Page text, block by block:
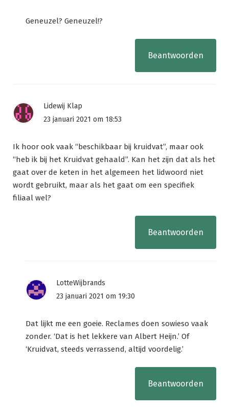
Geneuzel? Geneuzel!?
Beantwoorden
Lidewij Klap
23 januari 2021 om 18:53
Ik hoor ook vaak “beschikbaar bij kruidvat”, maar ook
“heb ik bij het Kruidvat gehaald”. Kan het zijn dat als het
gaat over de keten in het algemeen het lidwoord niet
wordt gebruikt, maar als het gaat om een specifiek
filiaal wel?
Beantwoorden
LotteWijbrands
23 januari 2021 om 19:30
Dat lijkt me een goeie. Reclames doen sowieso vaak
zonder. ‘Dat is het lekkere van Albert Heijn.’ Of
‘Kruidvat, steeds verrassend, altijd voordelig.’
Beantwoorden